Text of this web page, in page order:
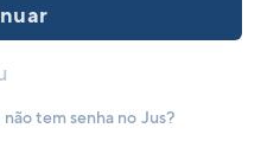
tem senha no Jus?